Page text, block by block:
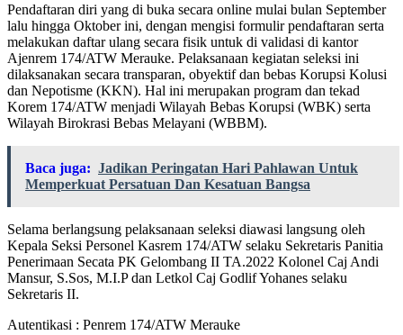
Pendaftaran diri yang di buka secara online mulai bulan September
lalu hingga Oktober ini, dengan mengisi formulir pendaftaran serta
melakukan daftar ulang secara fisik untuk di validasi di kantor
Ajenrem 174/ATW Merauke. Pelaksanaan kegiatan seleksi ini
dilaksanakan secara transparan, obyektif dan bebas Korupsi Kolusi
dan Nepotisme (KKN). Hal ini merupakan program dan tekad
Korem 174/ATW menjadi Wilayah Bebas Korupsi (WBK) serta
Wilayah Birokrasi Bebas Melayani (WBBM).
Baca juga: Jadikan Peringatan Hari Pahlawan Untuk
Memperkuat Persatuan Dan Kesatuan Bangsa
Selama berlangsung pelaksanaan seleksi diawasi langsung oleh
Kepala Seksi Personel Kasrem 174/ATW selaku Sekretaris Panitia
Penerimaan Secata PK Gelombang II TA.2022 Kolonel Caj Andi
Mansur, S.Sos, M.I.P dan Letkol Caj Godlif Yohanes selaku
Sekretaris II.
Autentikasi : Penrem 174/ATW Merauke